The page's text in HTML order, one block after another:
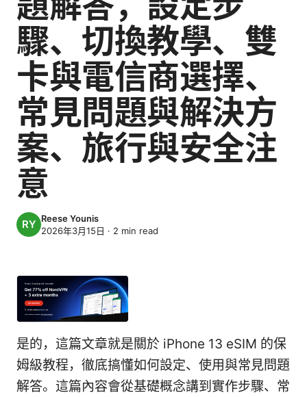
驟、切換教學、雙
卡與電信商選擇、
常見問題與解決方
案、旅行與安全注
意
Reese Younis
2026年3月15日 · 2 min read
是的，這篇文章就是關於 iPhone 13 eSIM 的保
姆級教程，徹底搞懂如何設定、使用與常見問題
解答。這篇內容會從基礎概念講到實作步驟、常